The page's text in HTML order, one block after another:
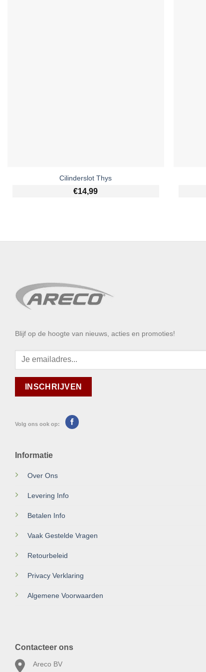
Cilinderslot Thys
€14,99
Blijf op de hoogte van nieuws, acties en promoties!
Volg ons ook op:
Informatie
Over Ons
Levering Info
Betalen Info
Vaak Gestelde Vragen
Retourbeleid
Privacy Verklaring
Algemene Voorwaarden
Contacteer ons
Areco BV